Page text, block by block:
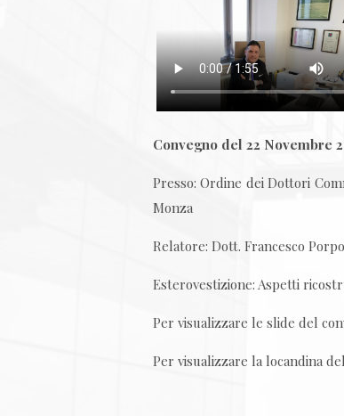
Convegno del 22 Novembre
Presso: Ordine dei Dottori
Monza
Relatore: Dott. Francesco
Esterovestizione: Aspetti
Per visualizzare le slide del
Per visualizzare la locandina